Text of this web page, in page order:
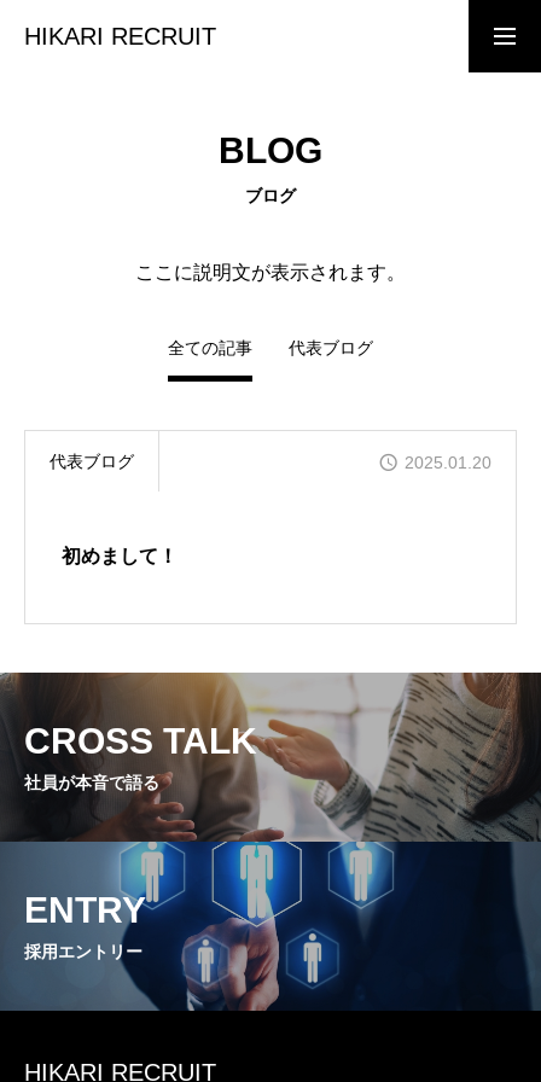
HIKARI RECRUIT
BLOG
ブログ
ここに説明文が表示されます。
全ての記事 代表ブログ
代表ブログ 2025.01.20
初めまして！
CROSS TALK
社員が本音で語る
ENTRY
採用エントリー
HIKARI RECRUIT